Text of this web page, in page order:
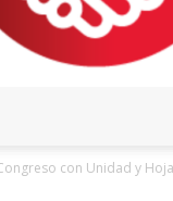
con Unidad y